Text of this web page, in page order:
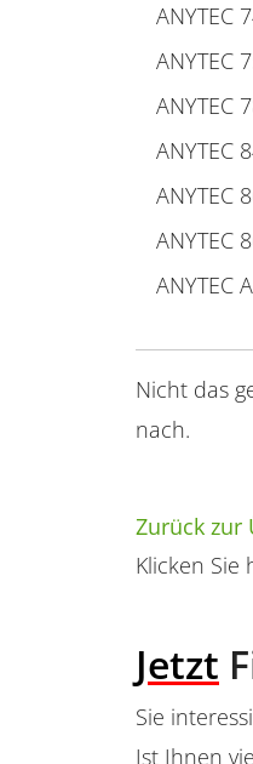
ANYTEC
ANYTEC
ANYTEC
ANYTEC
ANYTEC
ANYTEC
ANYTEC
Nicht das
nach.
Zurück zur
Klicken Sie
Jetzt
Sie
Ist Ihnen